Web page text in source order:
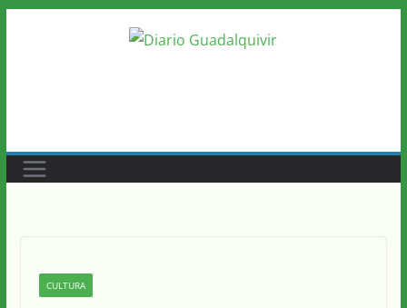
CULTURA